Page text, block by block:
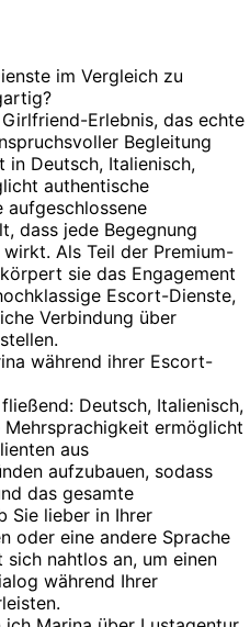
im Vergleich zu
Erlebnis, das echte
Begleitung
in Deutsch, Italienisch,
authentische
aufgeschlossene
dass jede Begegnung
Als Teil der Premium-
sie das Engagement
Escort-Dienste,
Verbindung über
während ihrer Escort-
Deutsch, Italienisch,
Mehrsprachigkeit ermöglicht
aus
aufzubauen, sodass
das gesamte
Sie lieber in Ihrer
oder eine andere Sprache
nahtlos an, um einen
während Ihrer